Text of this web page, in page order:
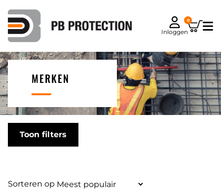
Inloggen
0
MERKEN
Toon filters
Sorteren op